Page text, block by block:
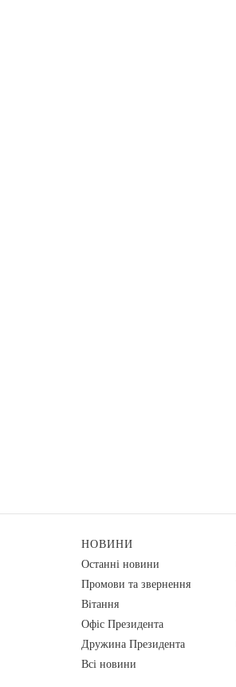
НОВИНИ
Останні новини
Промови та звернення
Вiтання
Офіс Президента
Дружина Президента
Всі новини